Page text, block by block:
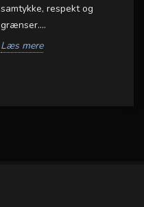
samtykke, respekt og
grænser....
Læs mere